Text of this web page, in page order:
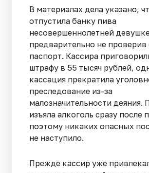
В материалах дела указано,
отпустила банку пива
несовершеннолетней
предварительно не проверив
паспорт. Кассира
штрафу в 55 тысяч рублей,
кассация прекратила
преследование из-за
малозначительности деяния.
изъяла алкоголь сразу после
поэтому никаких опасных
не наступило.
Прежде кассир уже